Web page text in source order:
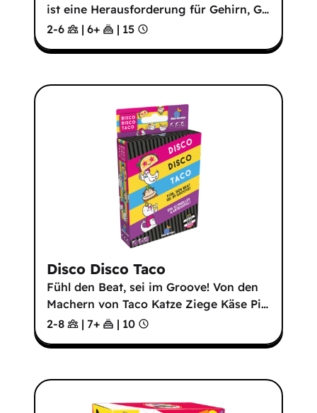
ist eine Herausforderung für Gehirn, G…
2-6
| 6+ | 15
Disco Disco Taco
Fühl den Beat, sei im Groove! Von den
Machern von Taco Katze Ziege Käse Pi…
2-8
| 7+ | 10